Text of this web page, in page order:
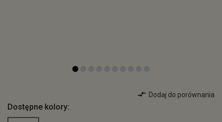
Dodaj do porównania
Dostępne kolory: